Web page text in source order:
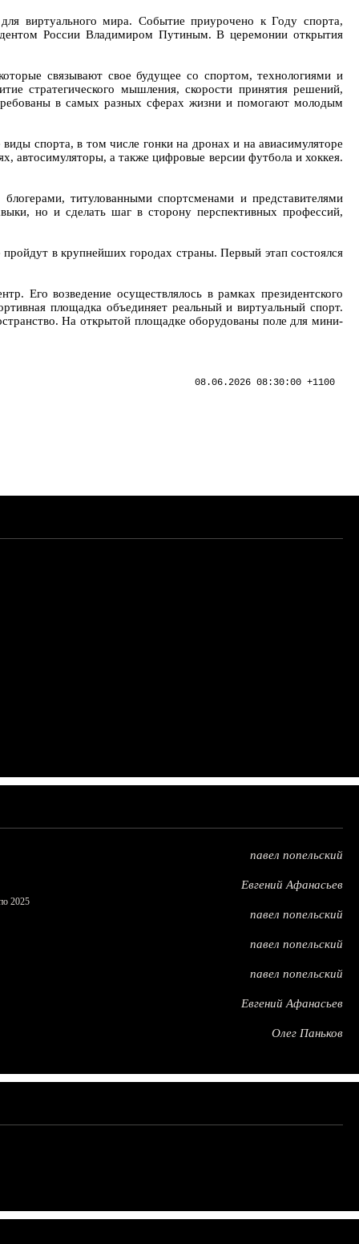
виртуального мира. Событие приурочено к Году спорта,
России Владимиром Путиным. В церемонии открытия
связывают свое будущее со спортом, технологиями и
стратегического мышления, скорости принятия решений,
в самых разных сферах жизни и помогают молодым
спорта, в том числе гонки на дронах и на авиасимуляторе
автосимуляторы, а также цифровые версии футбола и хоккея.
титулованными спортсменами и представителями
но и сделать шаг в сторону перспективных профессий,
в крупнейших городах страны. Первый этап состоялся
Его возведение осуществлялось в рамках президентского
площадка объединяет реальный и виртуальный спорт.
На открытой площадке оборудованы поле для мини-
08.06.2026 08:30:00 +1100
павел попельский
Евгений Афанасьев
2025
павел попельский
павел попельский
павел попельский
Евгений Афанасьев
Олег Паньков